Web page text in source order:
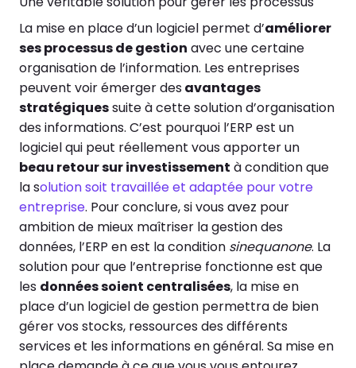
La mise en place d’un logiciel permet d’améliorer
ses processus de gestion avec une certaine
organisation de l’information. Les entreprises
peuvent voir émerger desavantages
stratégiquessuite à cette solution d’organisation
des informations. C’est pourquoi l’ERP est un
logiciel qui peut réellement vous apporter un
beau retour sur investissement à condition que
la solution soit travaillée et adaptée pour votre
entreprise. Pour conclure, si vous avez pour
ambition de mieux maîtriser la gestion des
données, l’ERP en est la condition sinequanone. La
solution pour que l’entreprise fonctionne est que
les données soient centralisées, la mise en
place d’un logiciel de gestion permettra de bien
gérer vos stocks, ressources des différents
services et les informations en général. Sa mise en